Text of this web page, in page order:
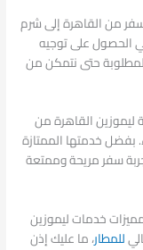
من القاهرة إلى شرم
الحصول على توجيه
حتى نتمكن من
ليموزين القاهرة من
بفضل خدمتها الممتازة
سفر مريحة وممتعة
خدمات ليموزين
للمطار، ما عليك إذن